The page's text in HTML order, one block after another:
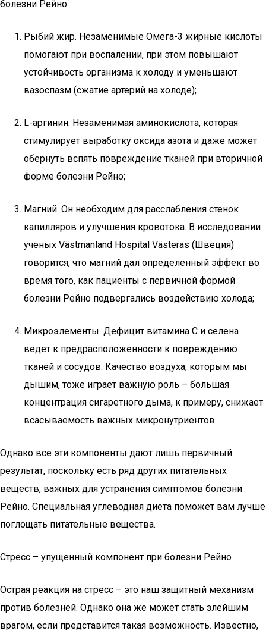
болезни Рейно:
Рыбий жир. Незаменимые Омега-3 жирные кислоты
помогают при воспалении, при этом повышают
устойчивость организма к холоду и уменьшают
вазоспазм (сжатие артерий на холоде);
L-аргинин. Незаменимая аминокислота, которая
стимулирует выработку оксида азота и даже может
обернуть вспять повреждение тканей при вторичной
форме болезни Рейно;
Магний. Он необходим для расслабления стенок
капилляров и улучшения кровотока. В исследовании
ученых Västmanland Hospital Västeras (Швеция)
говорится, что магний дал определенный эффект во
время того, как пациенты с первичной формой
болезни Рейно подвергались воздействию холода;
Микроэлементы. Дефицит витамина С и селена
ведет к предрасположенности к повреждению
тканей и сосудов. Качество воздуха, которым мы
дышим, тоже играет важную роль – большая
концентрация сигаретного дыма, к примеру, снижает
всасываемость важных микронутриентов.
Однако все эти компоненты дают лишь первичный
результат, поскольку есть ряд других питательных
веществ, важных для устранения симптомов болезни
Рейно. Специальная углеводная диета поможет вам лучше
поглощать питательные вещества.
Стресс – упущенный компонент при болезни Рейно
Острая реакция на стресс – это наш защитный механизм
против болезней. Однако она же может стать злейшим
врагом, если представится такая возможность. Известно,